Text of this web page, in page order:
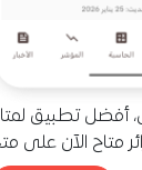
أفضل تطبيق
متاح الآن على